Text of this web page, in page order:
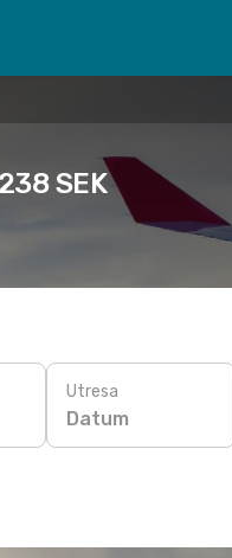
SEK
Utresa
Datum